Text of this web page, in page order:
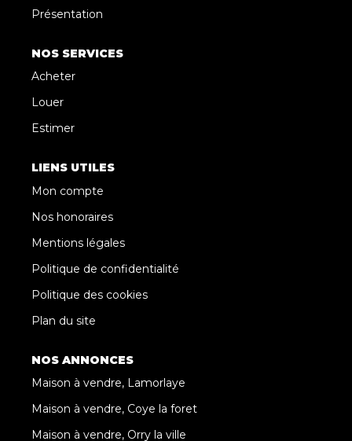
Présentation
NOS SERVICES
Acheter
Louer
Estimer
LIENS UTILES
Mon compte
Nos honoraires
Mentions légales
Politique de confidentialité
Politique des cookies
Plan du site
NOS ANNONCES
Maison à vendre, Lamorlaye
Maison à vendre, Coye la foret
Maison à vendre, Orry la ville